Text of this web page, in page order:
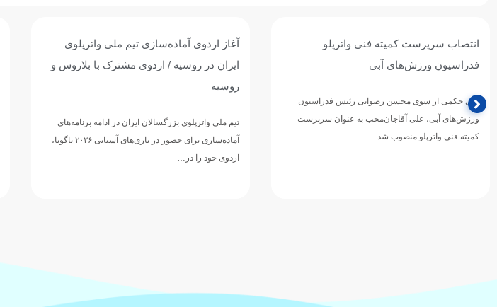
آغاز اردوی آماده‌سازی تیم ملی واترپلوی
ایران در روسیه / اردوی مشترک با بلاروس و
تیم ملی واترپلوی بزرگسالان ایران در ادامه برنامه‌های
تیم ملی واترپلوی جوانان ایران با برتری برابر
ازبکستان پنجم آسیا شد
دوازدهمین دوره مسابقات قهرمانی رده‌های سنی
ورزش‌های آبی آسیا، با…